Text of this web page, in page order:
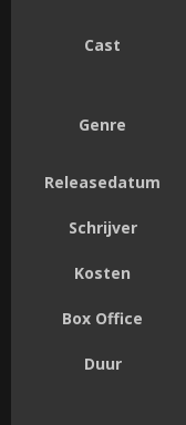
Cast
Genre
Releasedatum
Schrijver
Kosten
Box Office
Duur